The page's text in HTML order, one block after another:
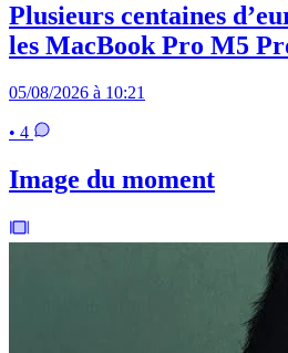
Plusieurs centaines
les MacBook Pro M5
05/08/2026 à 10:21
• 4
Image du moment